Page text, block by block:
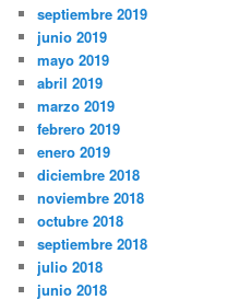
septiembre 2019
junio 2019
mayo 2019
abril 2019
marzo 2019
febrero 2019
enero 2019
diciembre 2018
noviembre 2018
octubre 2018
septiembre 2018
julio 2018
junio 2018